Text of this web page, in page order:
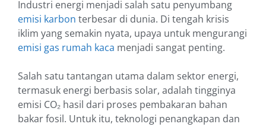
Industri energi menjadi salah satu penyumbang
emisi karbon terbesar di dunia. Di tengah krisis
iklim yang semakin nyata, upaya untuk mengurangi
emisi gas rumah kaca menjadi sangat penting.
Salah satu tantangan utama dalam sektor energi,
termasuk energi berbasis solar, adalah tingginya
emisi CO₂ hasil dari proses pembakaran bahan
bakar fosil. Untuk itu, teknologi penangkapan dan